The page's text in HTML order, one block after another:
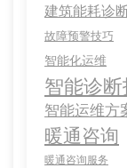
建筑能耗诊
故障预警技巧
智能化运维
智能诊
智能运维方
暖通咨询
暖通咨询服务